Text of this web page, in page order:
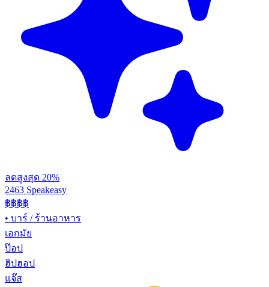
ลดสูงสุด 20%
2463 Speakeasy
฿฿฿฿
• บาร์ / ร้านอาหาร
เอกมัย
ป๊อป
ฮิปฮอป
แจ๊ส